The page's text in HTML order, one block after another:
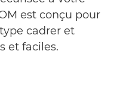
est conçu pour
cadrer et
et faciles.